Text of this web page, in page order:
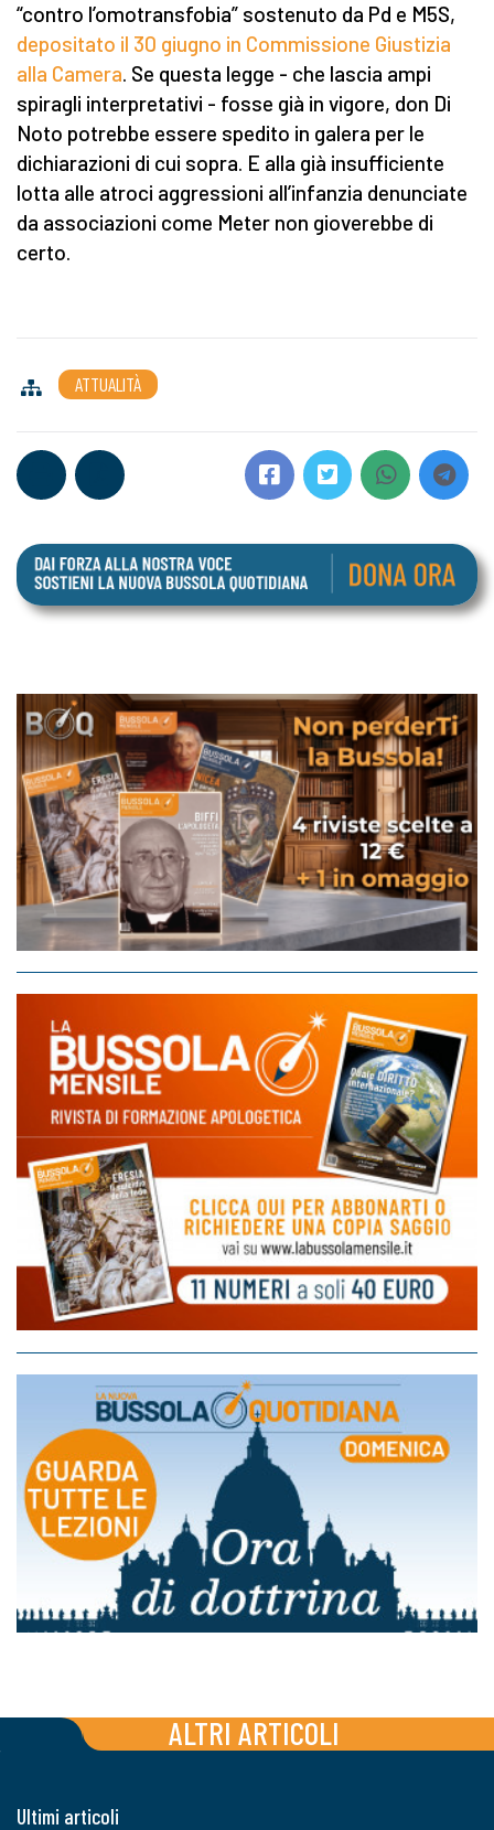
“contro l’omotransfobia” sostenuto da Pd e M5S,
depositato il 30 giugno in Commissione Giustizia
alla Camera. Se questa legge - che lascia ampi
spiragli interpretativi - fosse già in vigore, don Di
Noto potrebbe essere spedito in galera per le
dichiarazioni di cui sopra. E alla già insufficiente
lotta alle atroci aggressioni all’infanzia denunciate
da associazioni come Meter non gioverebbe di
certo.
ATTUALITÀ
ALTRI ARTICOLI
Ultimi articoli